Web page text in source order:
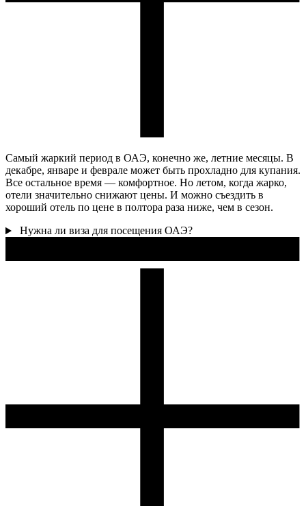
Самый жаркий период в ОАЭ, конечно же, летние месяцы. В
декабре, январе и феврале может быть прохладно для купания.
Все остальное время — комфортное. Но летом, когда жарко,
отели значительно снижают цены. И можно съездить в
хороший отель по цене в полтора раза ниже, чем в сезон.
Нужна ли виза для посещения ОАЭ?